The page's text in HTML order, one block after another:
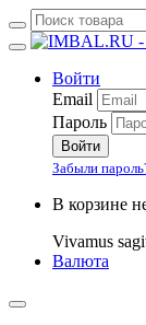
Войти
Email
Пароль
Войти
Забыли
В корзине
Vivamus
Валюта